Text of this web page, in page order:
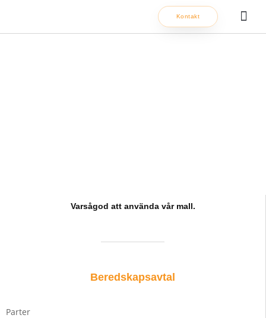
innehåll
Kontakt
Varsågod att använda vår mall.
Beredskapsavtal
Parter